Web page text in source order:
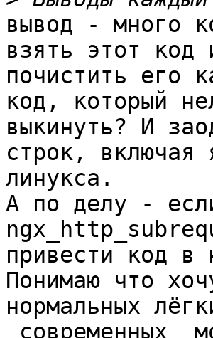
вывод - много
взять этот код
почистить его
код, который
выкинуть? И
строк, включая
линукса.
А по делу -
привести код в
Понимаю что
нормальных